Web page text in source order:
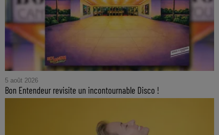
5 août 2026
Bon Entendeur revisite un incontournable Disco !